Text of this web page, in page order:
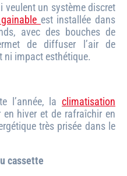
veulent un système discret
est installée dans
avec des bouches de
de diffuser l’air de
ni impact esthétique.
l’année, la climatisation
hiver et de rafraîchir en
très prisée dans le
cassette